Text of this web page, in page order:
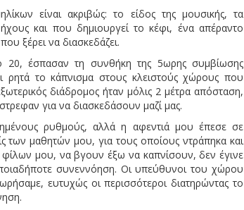
είναι ακριβώς: το είδος της μουσικής, τα
και που δημιουργεί το κέφι, ένα απέραντο
ξέρει να διασκεδάζει.
20, έσπασαν τη συνθήκη της 5ωρης συμβίωσης
ρητά το κάπνισμα στους κλειστούς χώρους που
διάδρομος ήταν μόλις 2 μέτρα απόσταση,
για να διασκεδάσουν μαζί μας.
ρυθμούς, αλλά η αφεντιά μου έπεσε σε
των μαθητών μου, για τους οποίους ντράπηκα και
μου, να βγουν έξω να καπνίσουν, δεν έγινε
συνεννόηση. Οι υπεύθυνοι του χώρου
ευτυχώς οι περισσότεροι διατηρώντας το